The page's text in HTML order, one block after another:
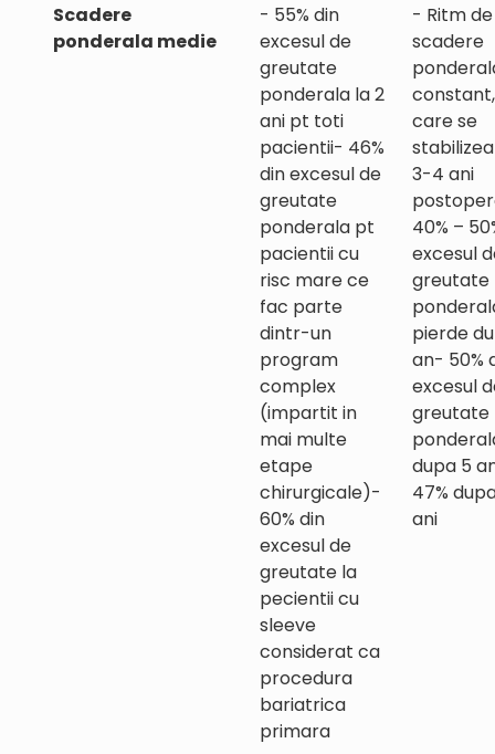
Scadere
ponderala medie
- 55% din
excesul de
greutate
ponderala la 2
ani pt toti
pacientii- 46%
din excesul de
greutate
ponderala pt
pacientii cu
risc mare ce
fac parte
dintr-un
program
complex
(impartit in
mai multe
etape
chirurgicale)-
60% din
excesul de
greutate la
pecientii cu
sleeve
considerat ca
procedura
bariatrica
primara
- Ritm de
scadere
care se
3-4 ani
40% –
excesul
greutate
pierde
an- 50%
excesul
greutate
dupa 5
47%
ani